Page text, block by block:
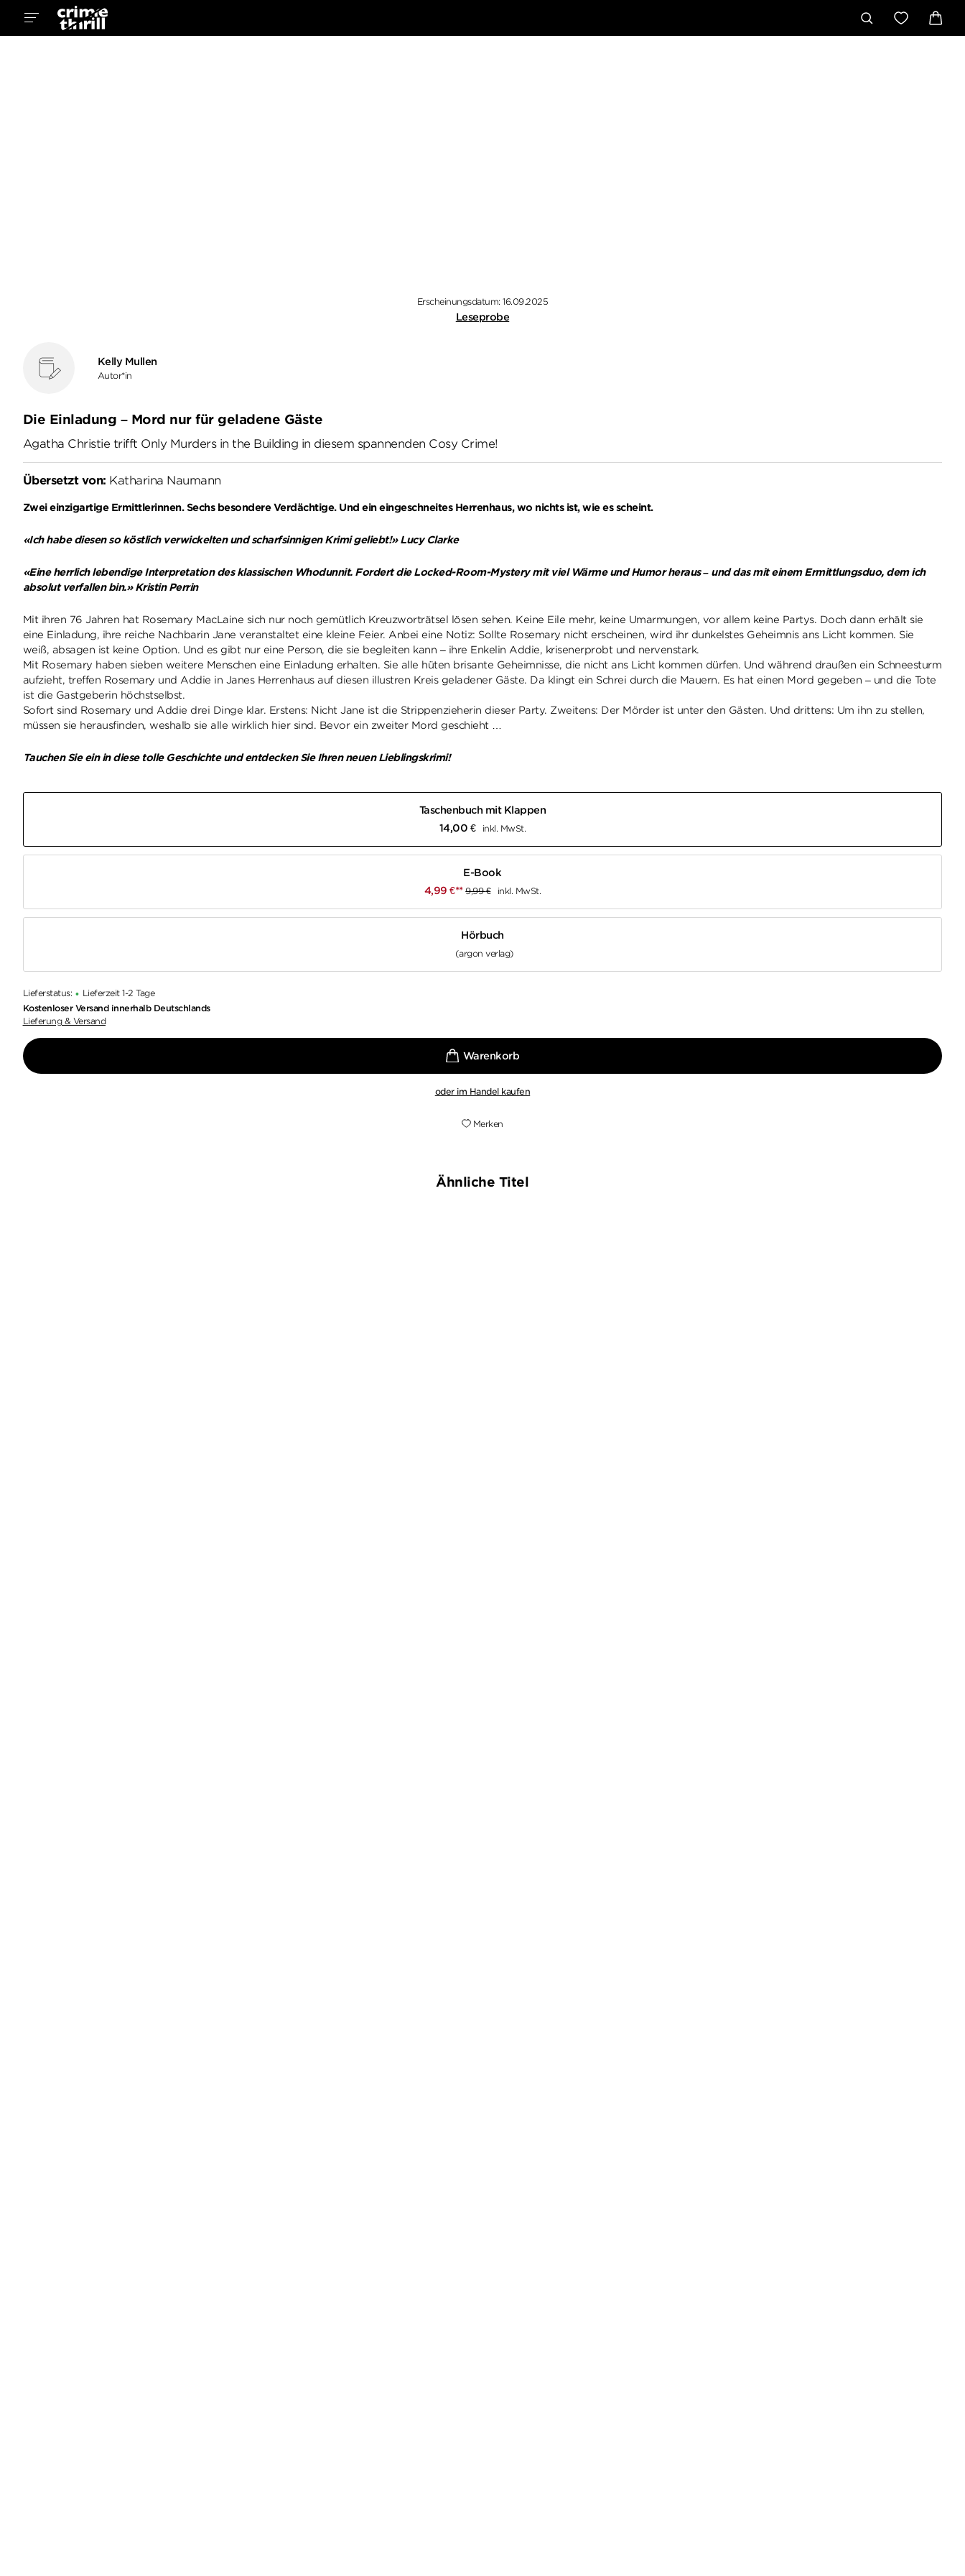
Erscheinungsdatum: 16.09.2025
Leseprobe
Kelly Mullen
Autor*in
Die Einladung – Mord nur für geladene Gäste
Agatha Christie trifft Only Murders in the Building in diesem spannenden Cosy Crime!
Übersetzt von: Katharina Naumann
Zwei einzigartige Ermittlerinnen. Sechs besondere Verdächtige. Und ein eingeschneites Herrenhaus, wo nichts ist, wie es scheint.
«Ich habe diesen so köstlich verwickelten und scharfsinnigen Krimi geliebt!» Lucy Clarke
«Eine herrlich lebendige Interpretation des klassischen Whodunnit. Fordert die Locked-Room-Mystery mit viel Wärme und Humor heraus – und das mit einem Ermittlungsduo, dem ich
absolut verfallen bin.» Kristin Perrin
Mit ihren 76 Jahren hat Rosemary MacLaine sich nur noch gemütlich Kreuzworträtsel lösen sehen. Keine Eile mehr, keine Umarmungen, vor allem keine Partys. Doch dann erhält sie
eine Einladung, ihre reiche Nachbarin Jane veranstaltet eine kleine Feier. Anbei eine Notiz: Sollte Rosemary nicht erscheinen, wird ihr dunkelstes Geheimnis ans Licht kommen. Sie
weiß, absagen ist keine Option. Und es gibt nur eine Person, die sie begleiten kann – ihre Enkelin Addie, krisenerprobt und nervenstark.
Mit Rosemary haben sieben weitere Menschen eine Einladung erhalten. Sie alle hüten brisante Geheimnisse, die nicht ans Licht kommen dürfen. Und während draußen ein Schneesturm
aufzieht, treffen Rosemary und Addie in Janes Herrenhaus auf diesen illustren Kreis geladener Gäste. Da klingt ein Schrei durch die Mauern. Es hat einen Mord gegeben – und die Tote
ist die Gastgeberin höchstselbst.
Sofort sind Rosemary und Addie drei Dinge klar. Erstens: Nicht Jane ist die Strippenzieherin dieser Party. Zweitens: Der Mörder ist unter den Gästen. Und drittens: Um ihn zu stellen,
müssen sie herausfinden, weshalb sie alle wirklich hier sind. Bevor ein zweiter Mord geschieht …
Tauchen Sie ein in diese tolle Geschichte und entdecken Sie Ihren neuen Lieblingskrimi!
Taschenbuch mit Klappen
14,00 € inkl. MwSt.
E-Book
4,99€** 9,99€ inkl. MwSt.
Hörbuch
(argon verlag)
Lieferstatus: • Lieferzeit 1-2 Tage
Kostenloser Versand innerhalb Deutschlands
Lieferung & Versand
oder im Handel kaufen
Merken
Ähnliche Titel